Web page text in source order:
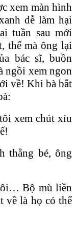
xem màn hình
dễ làm hại
tuần sau mới
thế mà ông lại
bác sĩ, buồn
ngồi xem ngon
về! Khi bà bắt
xem chút xíu
thằng bé, ông
Bộ mù liền
về là họ có thể